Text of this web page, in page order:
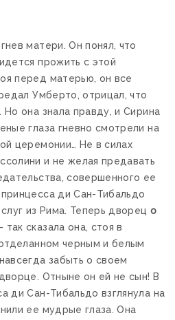
матери. Он понял, что
прожить с этой
перед матерью, он все
Умберто, отрицал, что
она знала правду, и Сирина
глаза гневно смотрели на
церемонии… Не в силах
и не желая предавать
совершенного ее
ди Сан-Тибальдо
из Рима. Теперь дворец о
сказала она, стоя в
черным и белым
забыть о своем
Отныне он ей не сын! В
ди Сан-Тибальдо взглянула на
ее мудрые глаза. Она